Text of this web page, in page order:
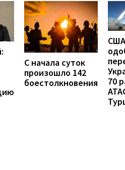
С начала суток
произошло 142
боестолкновения
США
70